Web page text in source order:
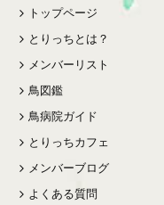
トップページ
とりっちとは？
メンバーリスト
鳥図鑑
鳥病院ガイド
とりっちカフェ
メンバーブログ
よくある質問